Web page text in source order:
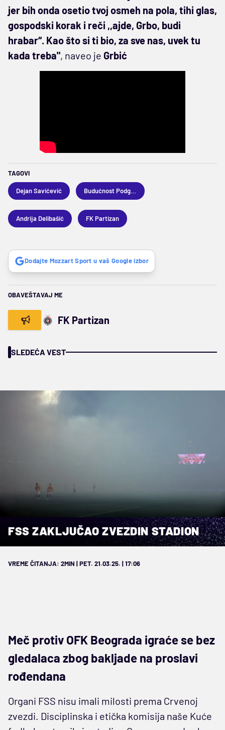
jer bih onda osetio tvoj osmeh na pola, tihi glas,
gospodski korak i reči ,,ajde, Grbo, budi
hrabar“. Kao što si ti bio, za sve nas, uvek tu
kada treba", naveo je Grbić
TAGOVI
Dejan Savićević
Andrija Delibašić FK Partizan
Dodajte Mozzart Sport u vaš Google izbor
OBAVEŠTAVAJ ME
FK Partizan
SLEDEĆA VEST
FSS ZAKLJUČAO ZVEZDIN STADION
VREME ČITANJA: 2MIN | PET. 21.03.25. | 17:06
Meč protiv OFK Beograda igraće se bez
gledalaca zbog bakljade na proslavi
rođendana
Organi FSS nisu imali milosti prema Crvenoj
zvezdi. Disciplinska i etička komisija naše Kuće